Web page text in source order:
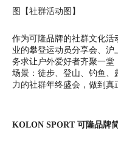
图【社群活动图】
作为可隆品牌的社群文化
业的攀登运动员分享会、沪
务求让户外爱好者齐聚一
场景：徒步、登山、钓鱼、
力的社群年终盛会，做到真
KOLON SPORT可隆品牌